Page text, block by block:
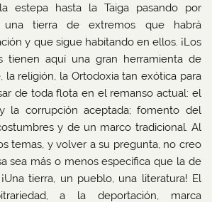
estepa hasta la Taiga pasando por
una tierra de extremos que habrá
y que sigue habitando en ellos. ¡Los
tienen aquí una gran herramienta de
la religión, la Ortodoxia tan exótica para
de toda flota en el remanso actual: el
la corrupción aceptada; fomento del
y de un marco tradicional. Al
temas, y volver a su pregunta, no creo
sea más o menos específica que la de
tierra, un pueblo, una literatura! El
a la deportación, marca